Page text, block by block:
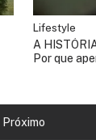
Lifestyle
A
Por que
Próximo